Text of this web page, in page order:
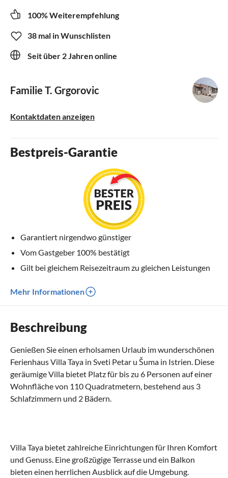
100% Weiterempfehlung
38 mal in Wunschlisten
Seit über 2 Jahren online
Familie T. Grgorovic
Kontaktdaten anzeigen
Bestpreis-Garantie
Garantiert nirgendwo günstiger
Vom Gastgeber 100% bestätigt
Gilt bei gleichem Reisezeitraum zu gleichen Leistungen
Mehr Informationen
Beschreibung
Genießen Sie einen erholsamen Urlaub im wunderschönen
Ferienhaus Villa Taya in Sveti Petar u Šuma in Istrien. Diese
geräumige Villa bietet Platz für bis zu 6 Personen auf einer
Wohnfläche von 110 Quadratmetern, bestehend aus 3
Schlafzimmern und 2 Bädern.
Villa Taya bietet zahlreiche Einrichtungen für Ihren Komfort
und Genuss. Eine großzügige Terrasse und ein Balkon
bieten einen herrlichen Ausblick auf die Umgebung.